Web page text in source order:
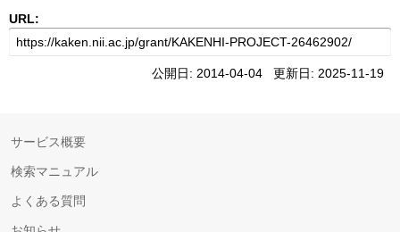
URL:
公開日: 2014-04-04 更新日: 2025-11-19
サービス概要
検索マニュアル
よくある質問